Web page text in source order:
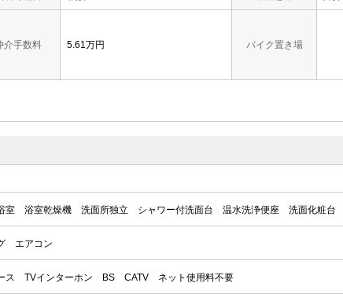
介手数料 5.61万円 バイク置き場
室 浴室乾燥機 洗面所独立 シャワー付洗面台 温水洗浄便座 洗面化粧台
エアコン
ス TVインターホン BS CATV ネット使用料不要